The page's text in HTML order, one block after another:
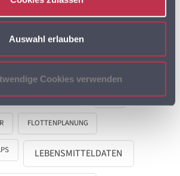
Auswahl erlauben
Cookies verwenden
ADRESSEN
DER SUPERMÄRKTE IN DEUTSCHLAND
BVL
FLOTTENPLANUNG
LEBENSMITTELDATEN